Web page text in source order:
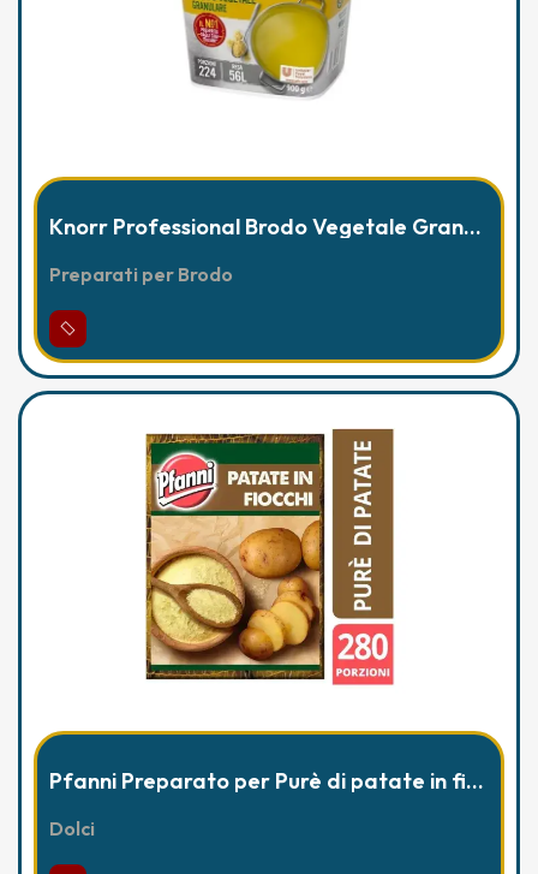
Knorr Professional Brodo Vegetale Granulare 900g con resa 56Lt
Preparati per Brodo
Pfanni Preparato per Purè di patate in fiocchi 4 Kg
Dolci